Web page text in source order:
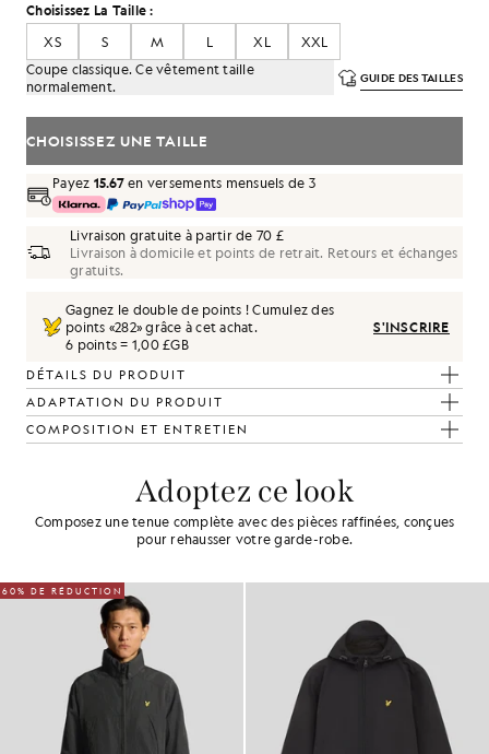
Choisissez La Taille :
XS
S M L XL
XXL
Coupe classique. Ce vêtement taille
normalement.
GUIDE DES TAILLES
CHOISISSEZ UNE TAILLE
Payez 15.67en versements mensuels de 3
Livraison gratuite à partir de 70 £
Livraison à domicile et points de retrait. Retours et échanges
gratuits.
Gagnez le double de points ! Cumulez des
points «282» grâce à cet achat.
6 points = 1,00 £GB
S'INSCRIRE
DÉTAILS DU PRODUIT
ADAPTATION DU PRODUIT
COMPOSITION ET ENTRETIEN
Adoptez ce look
Composez une tenue complète avec des pièces raffinées, conçues
pour rehausser votre garde-robe.
60% DE RÉDUCTION